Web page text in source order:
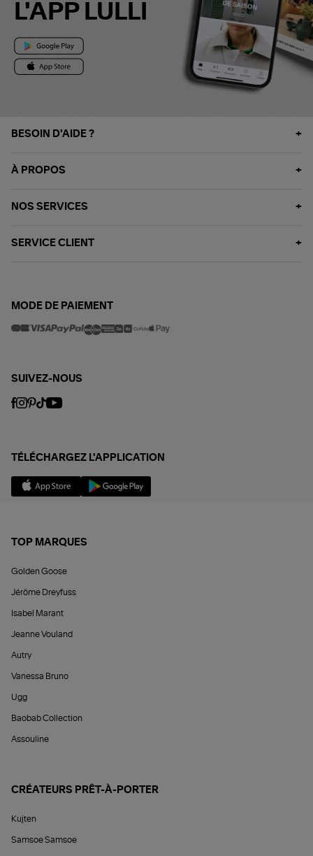
L'APP LULLI
BESOIN D'AIDE ?
À PROPOS
NOS SERVICES
SERVICE CLIENT
MODE DE PAIEMENT
SUIVEZ-NOUS
TÉLÉCHARGEZ L'APPLICATION
TOP MARQUES
Golden Goose
Jérôme Dreyfuss
Isabel Marant
Jeanne Vouland
Autry
Vanessa Bruno
Ugg
Baobab Collection
Assouline
CRÉATEURS PRÊT-À-PORTER
Kujten
Samsoe Samsoe